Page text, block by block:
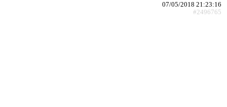
07/05/2018 21:23:16
#2496765